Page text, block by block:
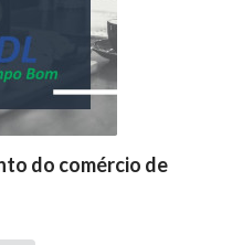
do comércio de